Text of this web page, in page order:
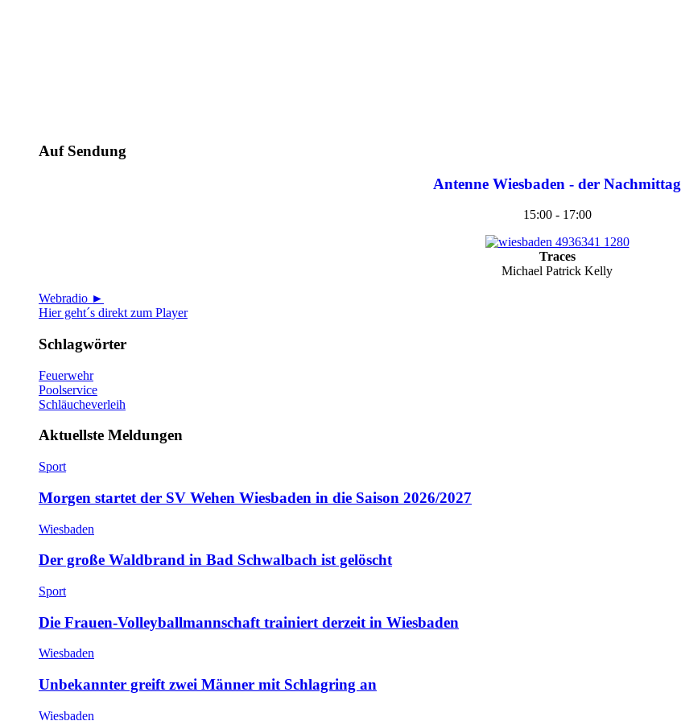
Auf Sendung
Antenne Wiesbaden - der Nachmittag
15:00 - 17:00
Traces
Michael Patrick Kelly
Webradio ►
Hier geht´s direkt zum Player
Schlagwörter
Feuerwehr
Poolservice
Schläucheverleih
Aktuellste Meldungen
Sport
Morgen startet der SV Wehen Wiesbaden in die Saison 2026/2027
Wiesbaden
Der große Waldbrand in Bad Schwalbach ist gelöscht
Sport
Die Frauen-Volleyballmannschaft trainiert derzeit in Wiesbaden
Wiesbaden
Unbekannter greift zwei Männer mit Schlagring an
Wiesbaden